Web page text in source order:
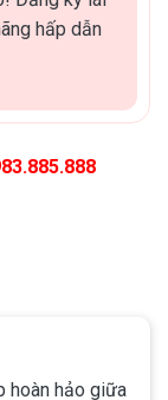
hấp dẫn
hoàn hảo giữa